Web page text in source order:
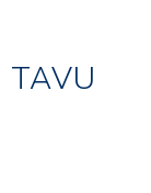
TAVU